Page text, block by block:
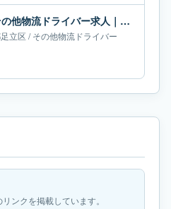
冨士自動車株式会社のその他物流ドライバー求人｜東京都足立区｜月給22万-23万円
足立区 /その他物流ドライバー
ンクを掲載しています。